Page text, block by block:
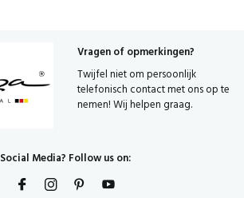
Vragen of opmerkingen?
Twijfel niet om persoonlijk
telefonisch contact met ons op te
nemen! Wij helpen graag.
Social Media? Follow us on: